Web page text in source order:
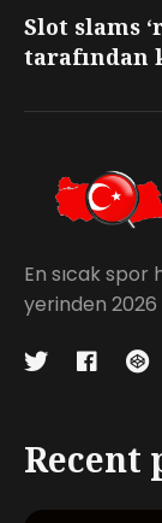
Slot slams
tarafından
En sıcak spor
yerinden 2026
Recent